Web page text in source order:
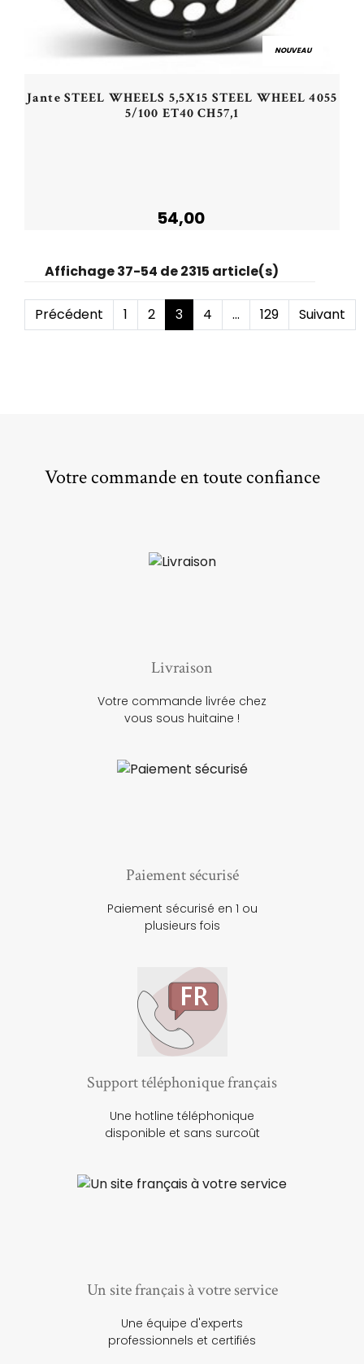
Acheter
NOUVEAU
Jante STEEL WHEELS 5,5X15 STEEL WHEEL 4055
5/100 ET40 CH57,1
54,00
Affichage 37-54 de 2315 article(s)
Précédent 1 2 3 4 ... 129 Suivant
Votre commande en toute confiance
Livraison
Votre commande livrée chez
vous sous huitaine !
Paiement sécurisé
Paiement sécurisé en 1 ou
plusieurs fois
Support téléphonique français
Une hotline téléphonique
disponible et sans surcoût
Un site français à votre service
Une équipe d'experts
professionnels et certifiés